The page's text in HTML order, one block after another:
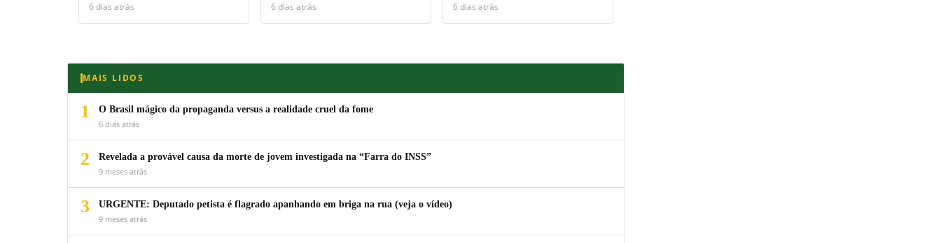
6 dias atrás 6 dias atrás 6 dias atrás
MAIS LIDOS
1
O Brasil mágico da propaganda versus a realidade cruel da fome
6 dias atrás
2
Revelada a provável causa da morte de jovem investigada na “Farra do INSS”
9 meses atrás
3
URGENTE: Deputado petista é flagrado apanhando em briga na rua (veja o vídeo)
9 meses atrás